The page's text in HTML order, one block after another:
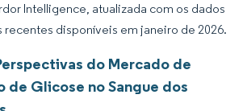
Intelligence, atualizada com os dados
disponíveis em janeiro de 2026.
do Mercado de
de Glicose no Sangue dos